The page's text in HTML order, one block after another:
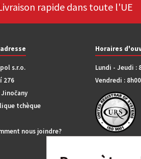
rapide dans toute l'UE
s.r.o.
276
Jinočany
tchèque
nous joindre?
Horaires
Lundi - Jeudi :
Vendredi :